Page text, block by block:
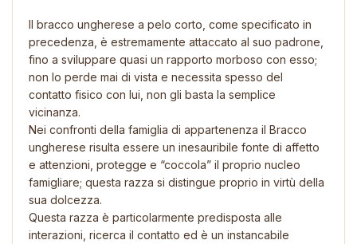
Il bracco ungherese a pelo corto, come specificato in
precedenza, è estremamente attaccato al suo padrone,
fino a sviluppare quasi un rapporto morboso con esso;
non lo perde mai di vista e necessita spesso del
contatto fisico con lui, non gli basta la semplice
vicinanza.
Nei confronti della famiglia di appartenenza il Bracco
ungherese risulta essere un inesauribile fonte di affetto
e attenzioni, protegge e “coccola” il proprio nucleo
famigliare; questa razza si distingue proprio in virtù della
sua dolcezza.
Questa razza è particolarmente predisposta alle
interazioni, ricerca il contatto ed è un instancabile